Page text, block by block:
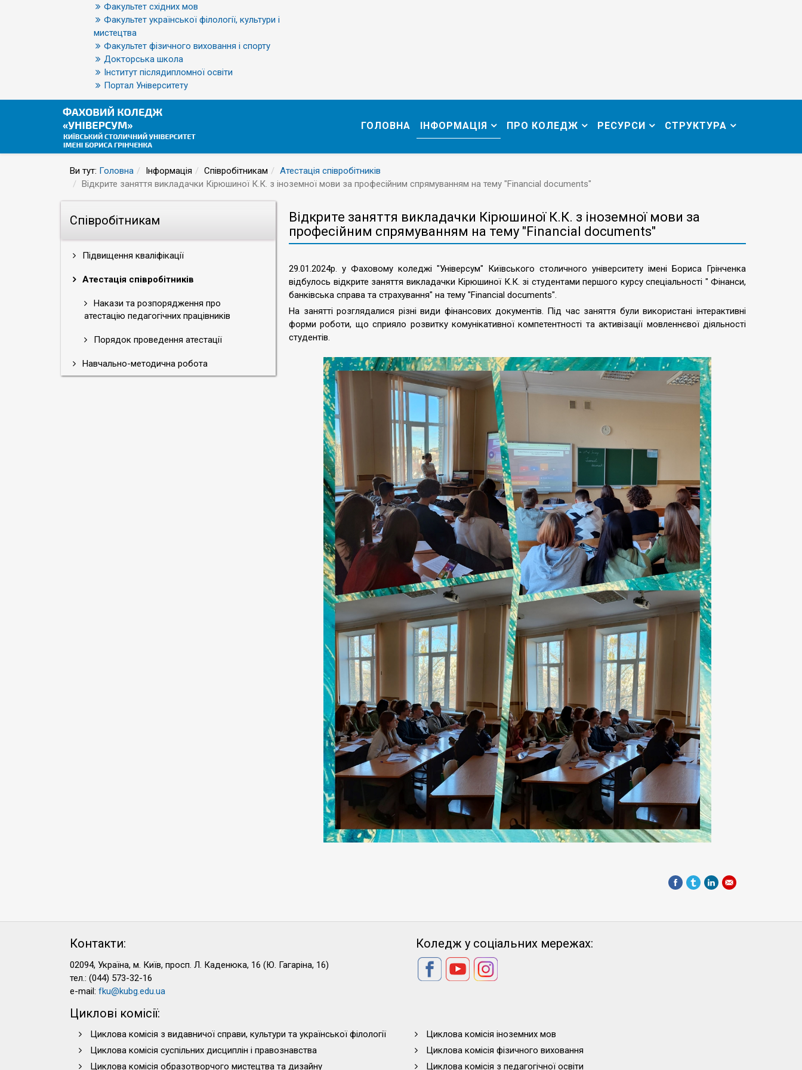
Факультет східних мов
Факультет української філології, культури і
мистецтва
Факультет фізичного виховання і спорту
Докторська школа
Інститут післядипломної освіти
Портал Університету
ГОЛОВНА ІНФОРМАЦІЯ ПРО КОЛЕДЖ РЕСУРСИ СТРУКТУРА
Ви тут: Головна Інформація Співробітникам
Атестація співробітників
Відкрите заняття викладачки Кірюшиної К.К. з іноземної мови за професійним спрямуванням на тему "Financial documents"
Співробітникам
Підвищення кваліфікації
Атестація співробітників
Накази та розпорядження про
атестацію педагогічних працівників
Порядок проведення атестації
Навчально-методична робота
Відкрите заняття викладачки Кірюшиної К.К. з іноземної мови за
професійним спрямуванням на тему "Financial documents"
29.01.2024р. у Фаховому коледжі "Універсум" Київського столичного університету імені Бориса Грінченка
відбулось відкрите заняття викладачки Кірюшиної К.К. зі студентами першого курсу спеціальності " Фінанси,
банківська справа та страхування" на тему "Financial documents".
На занятті розглядалися різні види фінансових документів. Під час заняття були використані інтерактивні
форми роботи, що сприяло розвитку комунікативної компетентності та активізації мовленнєвої діяльності
студентів.
Контакти:
02094, Україна, м. Київ, просп. Л. Каденюка, 16 (Ю. Гагаріна, 16)
тел.: (044) 573-32-16
e-mail: fku@kubg.edu.ua
Коледж у соціальних мережах:
Циклові комісії:
Циклова комісія з видавничої справи, культури та української філології
Циклова комісія іноземних мов
Циклова комісія суспільних дисциплін і правознавства
Циклова комісія фізичного виховання
Циклова комісія образотворчого мистецтва та дизайну
Циклова комісія з педагогічної освіти